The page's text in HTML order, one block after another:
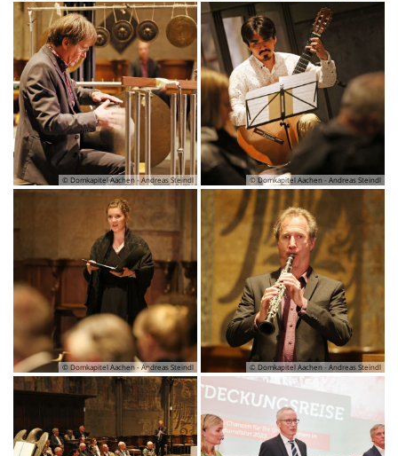
© Domkapitel Aachen - Andreas Steindl © Domkapitel Aachen - Andreas Steindl
© Domkapitel Aachen - Andreas Steindl © Domkapitel Aachen - Andreas Steindl